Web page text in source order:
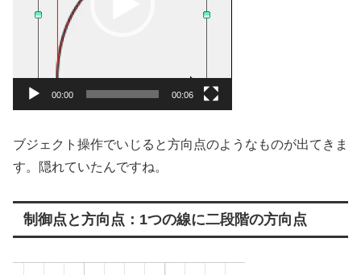
00:00 00:06
ブジェクト操作でいじると方向点のようなものが出てきま
す。隠れていたんですね。
制御点と方向点：1つの線に二段階の方向点